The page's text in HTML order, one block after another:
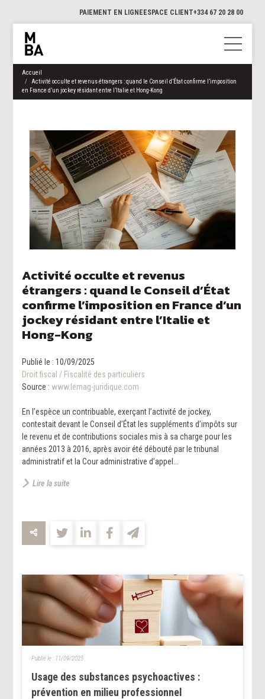
PAIEMENT EN LIGNEESPACE CLIENT+334 67 20 28 00
Accueil
Activité occulte et revenus étrangers : quand le Conseil d’État confirme l’imposition
en France d’un jockey résidant entre l’Italie et Hong-Kong
Activité occulte et revenus
étrangers : quand le Conseil d’État
confirme l’imposition en France d’un
jockey résidant entre l’Italie et
Hong-Kong
Publié le :10/09/2025
Droit fiscal / Fiscalité des particuliers
Source : www.lemag-juridique.com
En l’espèce un contribuable, exerçant l’activité de jockey,
contestait devant le Conseil d’État les suppléments d’impôts sur
le revenu et de contributions sociales mis à sa charge pour les
années 2013 à 2016, après avoir été débouté par le tribunal
administratif et la Cour administrative d’appel...
Lire la suite
Usage des substances psychoactives :
prévention en milieu professionnel
Publié le : 11/09/2025